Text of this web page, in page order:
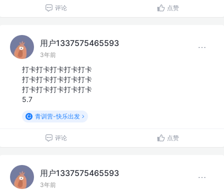
评论 点赞
用户1337575465593
3年前
打卡打卡打卡打卡打卡
打卡打卡打卡打卡打卡
打卡打卡打卡打卡打卡
5.7
青训营-快乐出发
评论 点赞
用户1337575465593
3年前